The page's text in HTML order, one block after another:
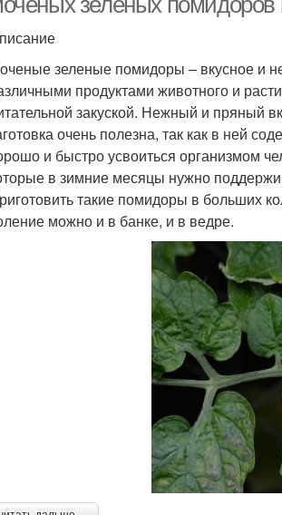
зеленые помидоры – вкусное и
продуктами животного и
закуской. Нежный и пряный
очень полезна, так как в ней
и быстро усвоиться организмом
в зимние месяцы нужно
такие помидоры в больших
можно и в банке, и в ведре.